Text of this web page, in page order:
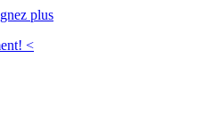
plus
<